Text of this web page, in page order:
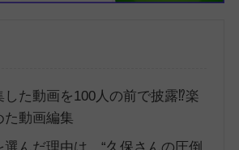
した動画を100人の前で披露⁉楽
た動画編集